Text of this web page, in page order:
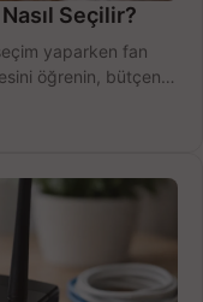
Seçilir?
yaparken fan
öğrenin, bütçenizi